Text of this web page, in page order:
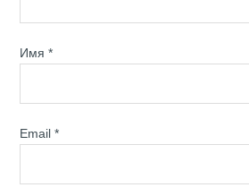
Имя*
Email*